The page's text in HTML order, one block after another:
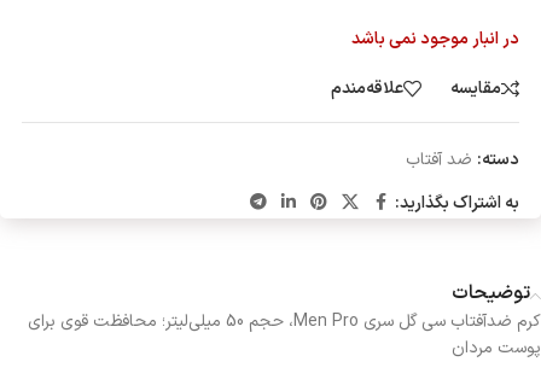
در انبار موجود نمی باشد
مقایسه
علاقه‌مندم
دسته: ضد آفتاب
به اشتراک بگذارید:
توضیحات
کرم ضدآفتاب سی گل سری Men Pro، حجم 50 میلی‌لیتر؛ محافظت قوی برای
پوست مردان